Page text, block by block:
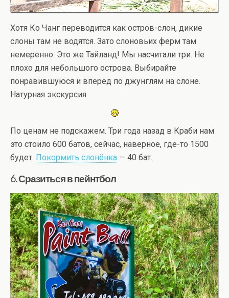
Хотя Ко Чанг переводится как остров-слон, дикие
слоны там не водятся. Зато слоновьих ферм там
немеренно. Это же Тайланд! Мы насчитали три. Не
плохо для небольшого острова. Выбирайте
понравившуюся и вперед по джунглям на слоне.
Натурная экскурсия
По ценам не подскажем. Три года назад в Краби нам
это стоило 600 батов, сейчас, наверное, где-то 1500
будет. Покормить слонёнка — 40 бат.
6. Сразиться в пейнтбол